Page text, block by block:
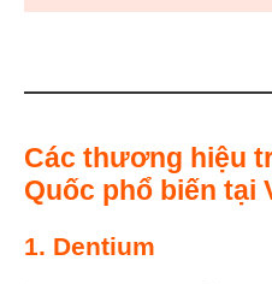
Các thương hiệu
Quốc phổ biến tại
1. Dentium